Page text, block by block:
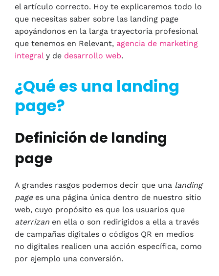
el artículo correcto. Hoy te explicaremos todo lo
que necesitas saber sobre las landing page
apoyándonos en la larga trayectoria profesional
que tenemos en Relevant, agencia de marketing
integraly de desarrollo web.
¿Qué es una landing
page?
Definición de landing
page
A grandes rasgos podemos decir que una landing
page es una página única dentro de nuestro sitio
web, cuyo propósito es que los usuarios que
aterrizan en ella o son redirigidos a ella a través
de campañas digitales o códigos QR en medios
no digitales realicen una acción específica, como
por ejemplo una conversión.